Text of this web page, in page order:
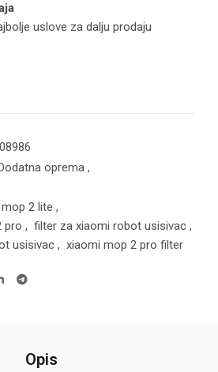
uslove za dalju prodaju
Dodatna oprema ,
2 lite ,
pro , filter za xiaomi robot usisivac ,
usisivac , xiaomi mop 2 pro filter
Opis